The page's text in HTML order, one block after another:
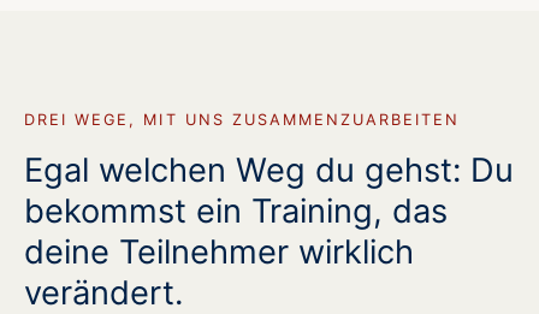
DREI WEGE, MIT UNS ZUSAMMENZUARBEITEN
Egal welchen Weg du gehst: Du
bekommst ein Training, das
deine Teilnehmer wirklich
verändert.